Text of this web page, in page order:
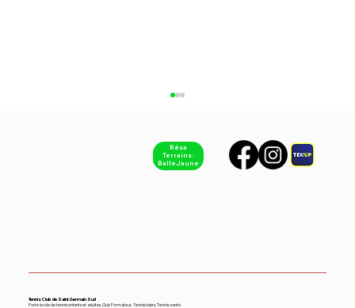
Résa
Terrains :
Balle Jaune
Tennis Club de Saint Germain Sud
Forte école de tennis enfants et adultes, Club Formateur, Tennis loisirs, Tennis-santé